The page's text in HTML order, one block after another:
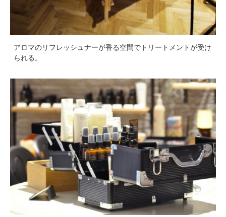
アロマのリフレッシュナーが香る空間でトリートメントが受け
られる。